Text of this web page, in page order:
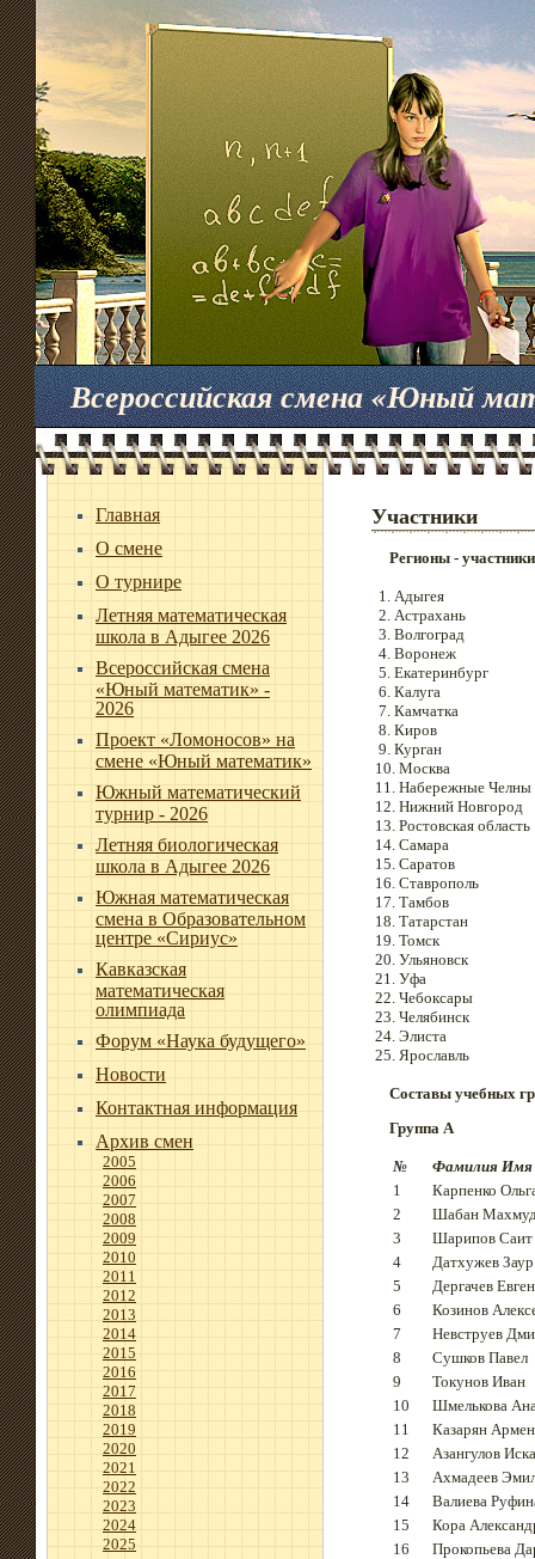
Всероссийская смена «Юный
Главная
О смене
О турнире
Летняя математическая
школа в Адыгее 2026
Всероссийская смена
«Юный математик» -
2026
Проект «Ломоносов» на
смене «Юный математик»
Южный математический
турнир - 2026
Летняя биологическая
школа в Адыгее 2026
Южная математическая
смена в Образовательном
центре «Сириус»
Кавказская
математическая
олимпиада
Форум «Наука будущего»
Новости
Контактная информация
Архив смен
2005
2006
2007
2008
2009
2010
2011
2012
2013
2014
2015
2016
2017
2018
2019
2020
2021
2022
2023
2024
2025
Участники
Регионы -
1. Адыгея
2. Астрахань
3. Волгоград
4. Воронеж
5. Екатеринбург
6. Калуга
7. Камчатка
8. Киров
9. Курган
10. Москва
11. Набережные Челны
12. Нижний Новгород
13. Ростовская область
14. Самара
15. Саратов
16. Ставрополь
17. Тамбов
18. Татарстан
19. Томск
20. Ульяновск
21. Уфа
22. Чебоксары
23. Челябинск
24. Элиста
25. Ярославль
Составы учебных
Группа A
№
Фамилия Имя
1
Карпенко
2
Шабан
3
Шарипов Саит
4
Датхужев Заур
5
Дергачев
6
Козинов
7
Невструев
8
Сушков Павел
9
Токунов Иван
10
Шмелькова
11
Казарян Армен
12
Азангулов
13
Ахмадеев
14
Валиева
15
Кора
16
Прокопьева